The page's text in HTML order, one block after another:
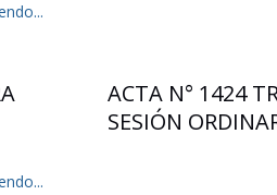
ACTA N° 1424
SESIÓN